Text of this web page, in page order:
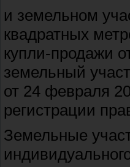
и земельном
квадратных
купли-продажи
земельный
от 24 февраля
регистрации
Земельные